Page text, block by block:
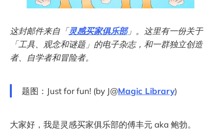
这封邮件来自「灵感买家俱乐部」。这里有一份关于
「工具、观念和谜题」的电子杂志，和一群独立创造
者、自学者和冒险者。
题图：Just for fun! (by J@Magic Library)
大家好，我是灵感买家俱乐部的傅丰元 aka 鲍勃。